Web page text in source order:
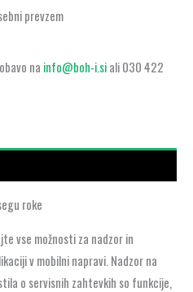
prevzem
na info@boh-i.siali 030 422
roke
vse možnosti za nadzor in
v mobilni napravi. Nadzor na
o servisnih zahtevkih so funkcije,